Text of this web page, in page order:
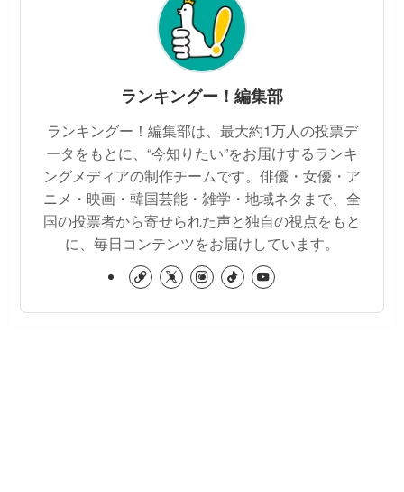
ランキングー！編集部
ランキングー！編集部は、最大約1万人の投票デ
ータをもとに、“今知りたい”をお届けするランキ
ングメディアの制作チームです。俳優・女優・ア
ニメ・映画・韓国芸能・雑学・地域ネタまで、全
国の投票者から寄せられた声と独自の視点をもと
に、毎日コンテンツをお届けしています。